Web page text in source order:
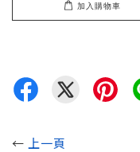
加入購物車
← 上一頁